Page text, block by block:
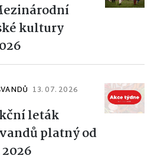
kultury
13. 07. 2026
leták
platný od
2026